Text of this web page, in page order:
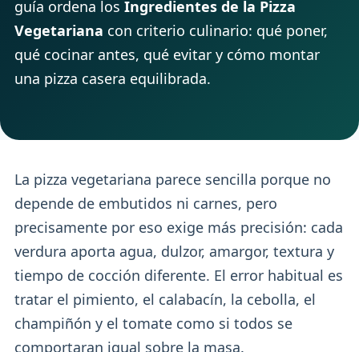
guía ordena los Ingredientes de la Pizza
Vegetariana con criterio culinario: qué poner,
qué cocinar antes, qué evitar y cómo montar
una pizza casera equilibrada.
La pizza vegetariana parece sencilla porque no
depende de embutidos ni carnes, pero
precisamente por eso exige más precisión: cada
verdura aporta agua, dulzor, amargor, textura y
tiempo de cocción diferente. El error habitual es
tratar el pimiento, el calabacín, la cebolla, el
champiñón y el tomate como si todos se
comportaran igual sobre la masa.